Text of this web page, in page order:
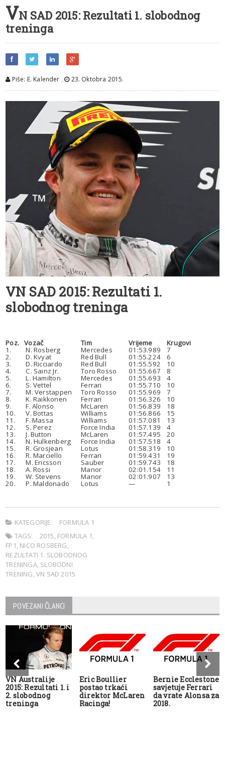
VN SAD 2015: Rezultati 1. slobodnog
treninga
Piše: E. Kalender , 23. Oktobra 2015.
VN SAD 2015: Rezultati 1.
slobodnog treninga
Poz. Vozač Tim Vrijeme Krugovi
1. N. Rosberg Mercedes 01:53.989 7
2. D. Kvyat Red Bull 01:55.224 6
3. D. Ricciardo Red Bull 01:55.592 10
4. C. Sainz Jr. Toro Rosso 01:55.667 8
5. L. Hamilton Mercedes 01:55.693 4
6. S. Vettel Ferrari 01:55.710 10
7. M. Verstappen Toro Rosso 01:55.969 7
8. K. Raikkonen Ferrari 01:56.326 10
9. F. Alonso McLaren 01:56.839 18
10. V. Bottas Williams 01:56.866 15
11. F. Massa Williams 01:57.081 13
12. S. Perez Force India 01:57.139 4
13. J. Button McLaren 01:57.495 20
14. N. Hulkenberg Force India 01:57.518 4
15. R. Grosjean Lotus 01:58.319 10
16. R. Marciello Ferrari 01:59.431 19
17. M. Ericsson Sauber 01:59.743 18
18. A. Rossi Manor 02:01.154 11
19. W. Stevens Manor 02:01.907 13
20. P. Maldonado Lotus —
1
KATEGORIJE:
FORMULA 1
TAGS:
2015, FORMULA 1,
FP1, NICO ROSBERG,
REZULTATI 1. SLOBODNOG
TRENINGA, SLOBODNI
TRENING,VN SAD 2015
POVEZANI ČLANCI
VN Australije
2015: Rezultati 1. i
2. slobodnog
treninga
Eric Boullier
postao trkaći
direktor McLaren
Racinga!
Bernie Ecclestone
savjetuje Ferrari
da vrate Alonsa za
2018.